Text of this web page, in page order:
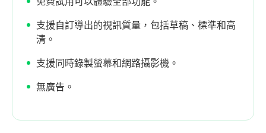
支援自訂導出的視訊質量，包括草稿、標準和高
清。
支援同時錄製螢幕和網路攝影機。
無廣告。